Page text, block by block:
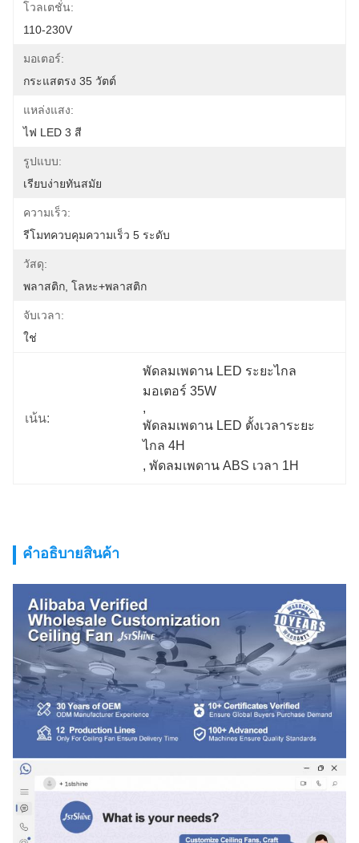
โวลเตชั่น:
110-230V
มอเตอร์:
กระแสตรง 35 วัตต์
แหล่งแสง:
ไฟ LED 3 สี
รูปแบบ:
เรียบง่ายทันสมัย
ความเร็ว:
รีโมทควบคุมความเร็ว 5 ระดับ
วัสดุ:
พลาสติก, โลหะ+พลาสติก
จับเวลา:
ใช่
เน้น:
พัดลมเพดาน LED ระยะไกล
มอเตอร์ 35W
,
พัดลมเพดาน LED ตั้งเวลาระยะ
ไกล 4H
, พัดลมเพดาน ABS เวลา 1H
คําอธิบายสินค้า